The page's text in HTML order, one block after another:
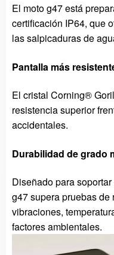
El moto g47 está
certificación IP64, que
las salpicaduras de
Pantalla más
El cristal Corning®
resistencia superior
accidentales.
Durabilidad de grado
Diseñado para
g47 supera pruebas de
vibraciones,
factores ambientales.